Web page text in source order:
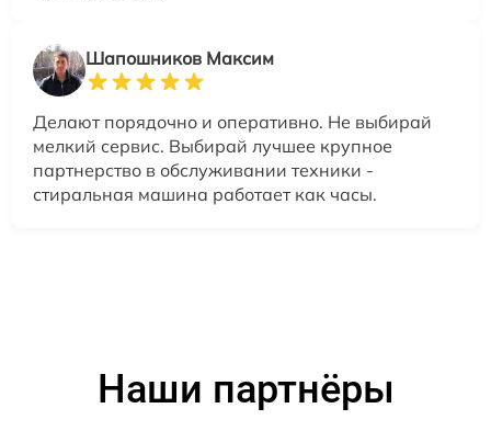
Шапошников Максим
Делают порядочно и оперативно. Не выбирай
мелкий сервис. Выбирай лучшее крупное
партнерство в обслуживании техники -
стиральная машина работает как часы.
Наши партнёры